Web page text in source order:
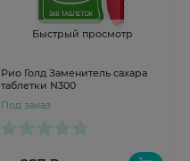
Быстрый просмотр
Рио Голд Заменитель сахара
таблетки N300
Под заказ